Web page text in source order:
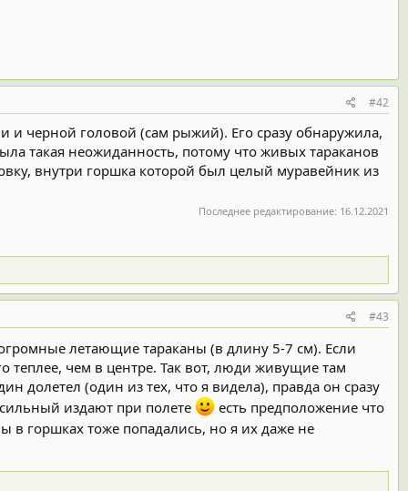
#42
черной головой (сам рыжий). Его сразу обнаружила,
такая неожиданность, потому что живых тараканов
внутри горшка которой был целый муравейник из
Последнее редактирование: 16.12.2021
#43
летающие тараканы (в длину 5-7 см). Если
теплее, чем в центре. Так вот, люди живущие там
долетел (один из тех, что я видела), правда он сразу
издают при полете
есть предположение что
в горшках тоже попадались, но я их даже не